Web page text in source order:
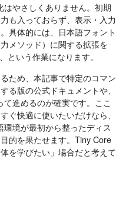
やさしくありません。初期
も入っておらず、表示・入力
具体的には、日本語フォント
メソッド）に関する拡張を
という作業になります。
ため、本記事で特定のコマン
る版の公式ドキュメントや、
進めるのが確実です。ここ
ぐ快適に使いたいだけなら、
境が最初から整ったディス
的を果たせます。Tiny Core
を学びたい」場合だと考えて